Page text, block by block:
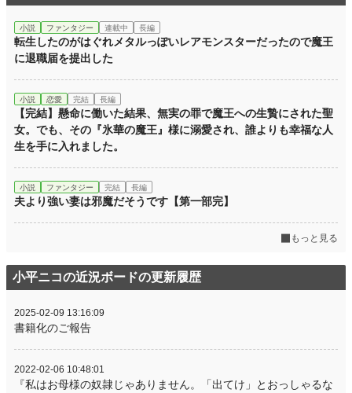
小説 ファンタジー 連載中 長編
転生したのがはぐれメタルっぽいレアモンスターだったので魔王
に退職届を提出した
小説 恋愛 完結 長編
【完結】懸命に働いた結果、無実の罪で魔王への生贄にされた聖
女。でも、その『氷華の魔王』様に溺愛され、誰よりも幸福な人
生を手に入れました。
小説 ファンタジー 完結 長編
夫より強い妻は邪魔だそうです【第一部完】
もっと見る
小平ニコの近況ボードの更新履歴
2025-02-09 13:16:09
書籍化のご報告
2022-02-06 10:48:01
『私はお母様の奴隷じゃありません。「出てけ」とおっしゃるな